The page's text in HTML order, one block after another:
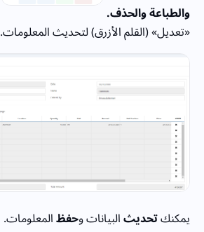
والطباعة والحذف.
«تعديل» (القلم الأزرق) لتحديث المعلومات.
يمكنكتحديثالبيانات وحفظالمعلومات.